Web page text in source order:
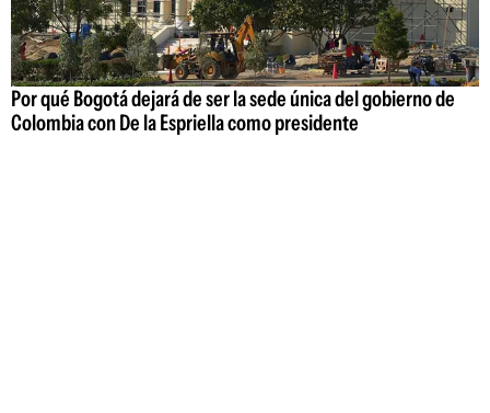
Por qué Bogotá dejará de ser la sede única del gobierno de
Colombia con De la Espriella como presidente